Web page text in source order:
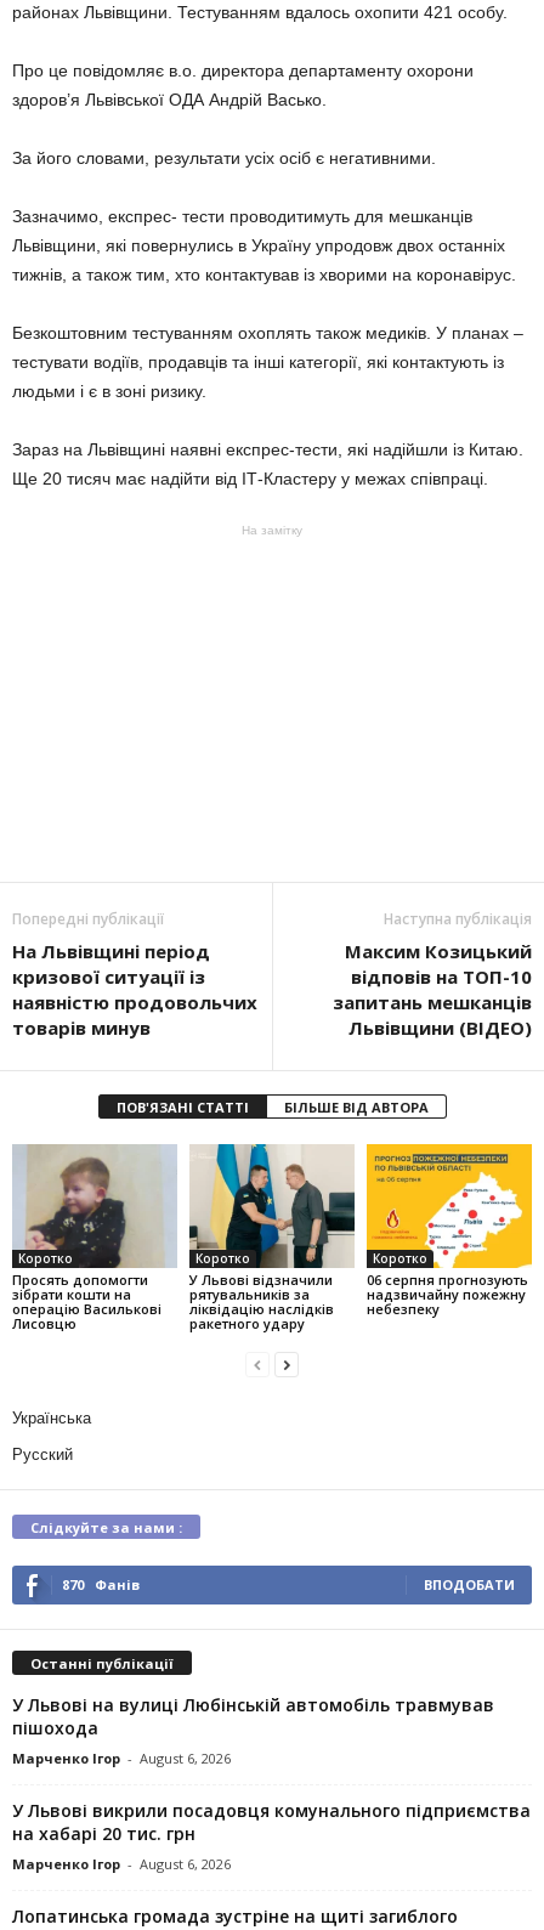
районах Львівщини. Тестуванням вдалось охопити 421 особу.
Про це повідомляє в.о. директора департаменту охорони
здоров’я Львівської ОДА Андрій Васько.
За його словами, результати усіх осіб є негативними.
Зазначимо, експрес- тести проводитимуть для мешканців
Львівщини, які повернулись в Україну упродовж двох останніх
тижнів, а також тим, хто контактував із хворими на коронавірус.
Безкоштовним тестуванням охоплять також медиків. У планах –
тестувати водіїв, продавців та інші категорії, які контактують із
людьми і є в зоні ризику.
Зараз на Львівщині наявні експрес-тести, які надійшли із Китаю.
Ще 20 тисяч має надійти від ІТ-Кластеру у межах співпраці.
На замітку
Попередні публікації
На Львівщині період
кризової ситуації із
наявністю продовольчих
товарів минув
Наступна публікація
Максим Козицький
відповів на ТОП-10
запитань мешканців
Львівщини (ВІДЕО)
ПОВ'ЯЗАНІ СТАТТІ БІЛЬШЕ ВІД АВТОРА
Коротко
Просять допомогти
зібрати кошти на
операцію Василькові
Лисовцю
Коротко
У Львові відзначили
рятувальників за
ліквідацію наслідків
ракетного удару
Коротко
06 серпня прогнозують
надзвичайну пожежну
небезпеку
Українська
Русский
Слідкуйте за нами :
870 Фанів ВПОДОБАТИ
Останні публікації
У Львові на вулиці Любінській автомобіль травмував
пішохода
Марченко Ігор - August 6, 2026
У Львові викрили посадовця комунального підприємства
на хабарі 20 тис. грн
Марченко Ігор - August 6, 2026
Лопатинська громада зустріне на щиті загиблого